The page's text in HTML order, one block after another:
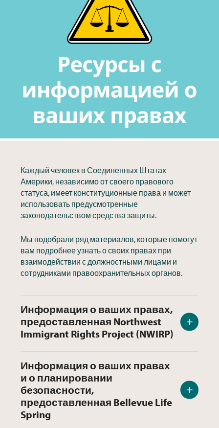
Каждый человек в Соединенных Штатах
Америки, независимо от своего правового
статуса, имеет конституционные права и может
использовать предусмотренные
законодательством средства защиты.
Мы подобрали ряд материалов, которые помогут
вам подробнее узнать о своих правах при
взаимодействии с должностными лицами и
сотрудниками правоохранительных органов.
Информация о ваших правах,
предоставленная Northwest
Immigrant Rights Project (NWIRP)
Информация о ваших правах
и о планировании
безопасности,
предоставленная Bellevue Life
Spring